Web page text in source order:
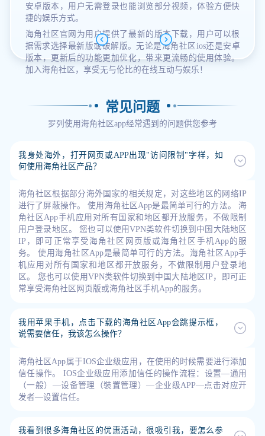
安卓版本，用户无需登录也能浏览部分视频，体验方便快
捷的娱乐方式。
海角社区官网为用户提供了最新的版本下载，用户可以根
据需求选择最新版或破解版。无论是海角社区ios还是安卓
版本，更新后的功能更加优化，带来更流畅的使用体验。
加入海角社区，享受无与伦比的在线互动与娱乐！
常见问题
罗列使用海角社区app经常遇到的问题供您参考
我身处海外，打开网页或APP出现"访问限制"字样，如
何使用海角社区产品？
海角社区根据部分海外国家的相关规定，对这些地区的网络IP
进行了屏蔽操作。 使用海角社区App是最简单可行的方法。 海
角社区App手机应用对所有国家和地区都开放服务，不做限制
用户登录地区。 您也可以使用VPN类软件切换到中国大陆地区
IP，即可正常享受海角社区网页版或海角社区手机App的服
务。 使用海角社区App是最简单可行的方法。海角社区App手
机应用对所有国家和地区都开放服务，不做限制用户登录地
区。 您也可以使用VPN类软件切换到中国大陆地区IP，即可正
常享受海角社区网页版或海角社区手机App的服务。
我用苹果手机，点击下载的海角社区App会跳提示框，
说需要信任，我该怎么操作？
海角社区App属于IOS企业级应用，在使用的时候需要进行添加
信任操作。 IOS企业级应用添加信任的操作流程：设置—通用
（一般）—设备管理（裝置管理）—企业级APP—点击对应开
发者—设置信任。
我看到很多海角社区的优惠活动，很吸引我，要怎么参